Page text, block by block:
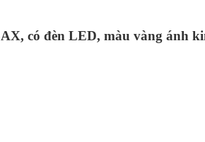
có đèn LED, màu vàng ánh